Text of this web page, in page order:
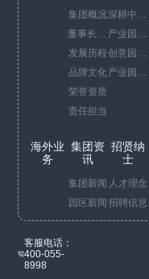
集团概况
发展历程
品牌文化
荣誉资质
责任担当
海外业
务
集团资
讯
集团新闻
园区新闻
招贤纳
士
人才理念
招聘信息
客服电话：
400-055-
8998